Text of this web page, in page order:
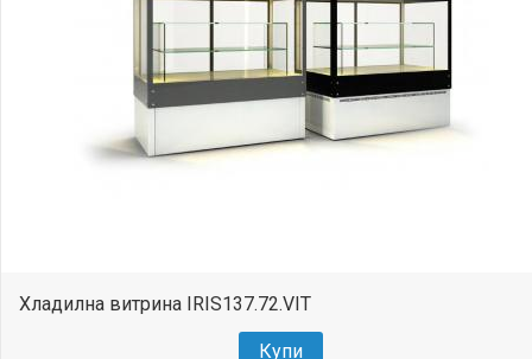
Хладилна витрина IRIS137.72.VIT
Купи